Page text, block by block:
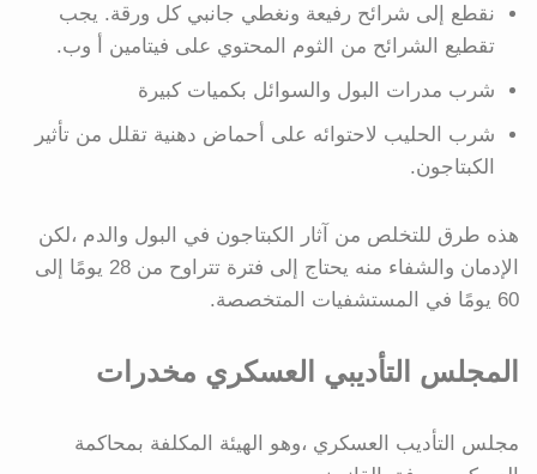
نقطع إلى شرائح رفيعة ونغطي جانبي كل ورقة. يجب
تقطيع الشرائح من الثوم المحتوي على فيتامين أ وب.
شرب مدرات البول والسوائل بكميات كبيرة
شرب الحليب لاحتوائه على أحماض دهنية تقلل من تأثير
الكبتاجون.
هذه طرق للتخلص من آثار الكبتاجون في البول والدم ،لكن
الإدمان والشفاء منه يحتاج إلى فترة تتراوح من 28 يومًا إلى
60 يومًا في المستشفيات المتخصصة.
المجلس التأديبي العسكري مخدرات
مجلس التأديب العسكري ،وهو الهيئة المكلفة بمحاكمة